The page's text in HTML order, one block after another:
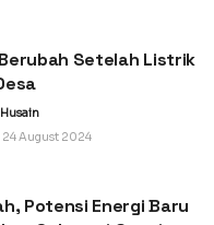
Setelah Listrik
24 August 2024
Potensi Energi Baru